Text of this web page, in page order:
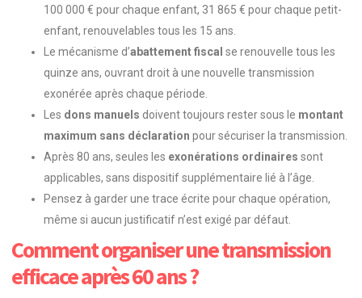
100 000 € pour chaque enfant, 31 865 € pour chaque petit-
enfant, renouvelables tous les 15 ans.
Le mécanisme d’abattement fiscal se renouvelle tous les
quinze ans, ouvrant droit à une nouvelle transmission
exonérée après chaque période.
Les dons manuels doivent toujours rester sous le montant
maximum sans déclaration pour sécuriser la transmission.
Après 80 ans, seules les exonérations ordinaires sont
applicables, sans dispositif supplémentaire lié à l’âge.
Pensez à garder une trace écrite pour chaque opération,
même si aucun justificatif n’est exigé par défaut.
Comment organiser une transmission
efficace après 60 ans ?